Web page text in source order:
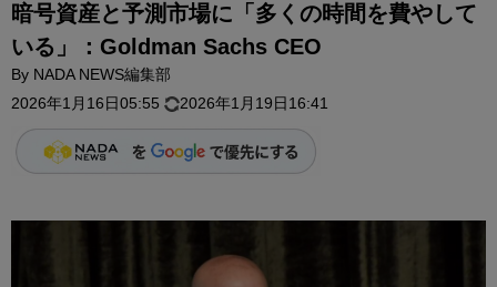
暗号資産と予測市場に「多くの時間を費やして
いる」：Goldman Sachs CEO
By NADA NEWS編集部
2026年1月16日05:55
2026年1月19日16:41